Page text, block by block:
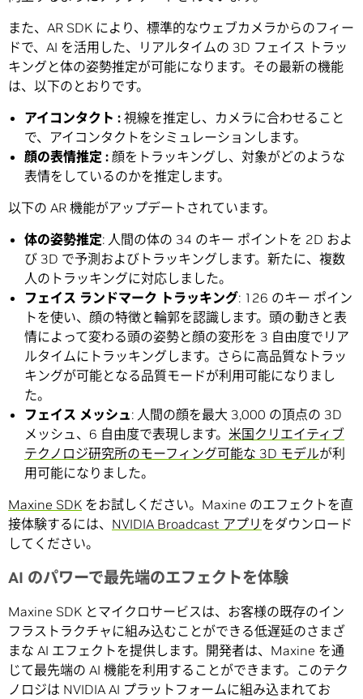
また、AR SDK により、標準的なウェブカメラからのフィー
ドで、AI を活用した、リアルタイムの 3D フェイス トラッ
キングと体の姿勢推定が可能になります。その最新の機能
は、以下のとおりです。
アイコンタクト : 視線を推定し、カメラに合わせること
で、アイコンタクトをシミュレーションします。
顔の表情推定 : 顔をトラッキングし、対象がどのような
表情をしているのかを推定します。
以下の AR 機能がアップデートされています。
体の姿勢推定: 人間の体の 34 のキー ポイントを 2D およ
び 3D で予測およびトラッキングします。新たに、複数
人のトラッキングに対応しました。
フェイス ランドマーク トラッキング: 126 のキー ポイン
トを使い、顔の特徴と輪郭を認識します。頭の動きと表
情によって変わる頭の姿勢と顔の変形を 3 自由度でリア
ルタイムにトラッキングします。さらに高品質なトラッ
キングが可能となる品質モードが利用可能になりまし
た。
フェイス メッシュ: 人間の顔を最大 3,000 の頂点の 3D
メッシュ、6 自由度で表現します。 米国クリエイティブ
テクノロジ研究所のモーフィング可能な 3D モデルが利
用可能になりました。
Maxine SDK をお試しください。Maxine のエフェクトを直
接体験するには、 NVIDIA Broadcast アプリ をダウンロード
してください。
AI のパワーで最先端のエフェクトを体験
Maxine SDK とマイクロサービスは、お客様の既存のイン
フラストラクチャに組み込むことができる低遅延のさまざ
まな AI エフェクトを提供します。開発者は、Maxine を通
じて最先端の AI 機能を利用することができます。このテク
ノロジは NVIDIA AI プラットフォームに組み込まれてお